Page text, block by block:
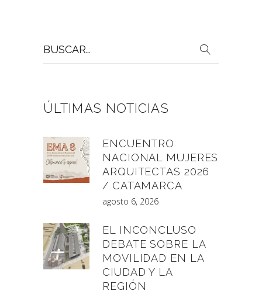
por:
ÚLTIMAS NOTICIAS
ENCUENTRO
NACIONAL MUJERES
ARQUITECTAS 2026
/ CATAMARCA
agosto 6, 2026
EL INCONCLUSO
DEBATE SOBRE LA
MOVILIDAD EN LA
CIUDAD Y LA
REGIÓN